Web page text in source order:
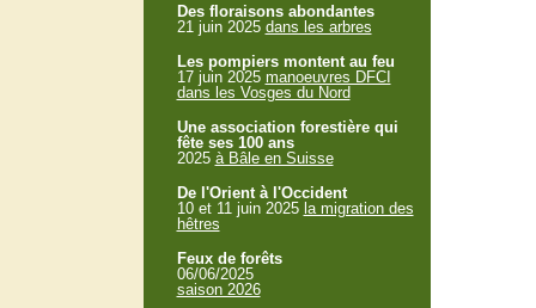
Des floraisons abondantes
21 juin 2025 dans les arbres
Les pompiers montent au feu
17 juin 2025 manoeuvres DFCI
dans les Vosges du Nord
Une association forestière qui
fête ses 100 ans
2025 à Bâle en Suisse
De l'Orient à l'Occident
10 et 11 juin 2025 la migration des
hêtres
Feux de forêts
06/06/2025
saison 2026